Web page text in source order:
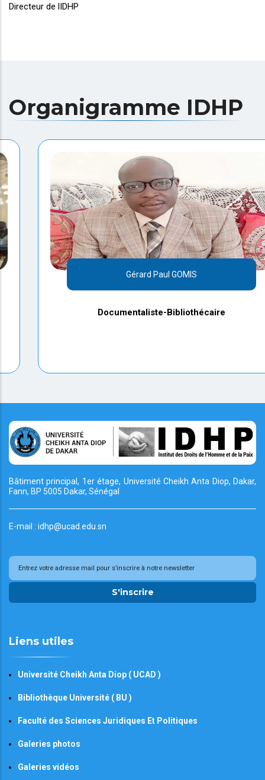
Directeur de lIDHP
Organigramme IDHP
Gérard Paul GOMIS
Documentaliste-Bibliothécaire
Bâtiment principal, 1er étage, Université CheikhAnta Diop, Dakar,
Fann, BP 5005 Dakar, Sénégal
E-mail : idhp@ucad.edu.sn
S'inscrire
Liens utiles
Université Cheikh Anta Diop ( UCAD )
Bibliothèque Université ( BU )
Faculté des Sciences Juridiques Et Politiques
Galeries photos
Galeries vidéos